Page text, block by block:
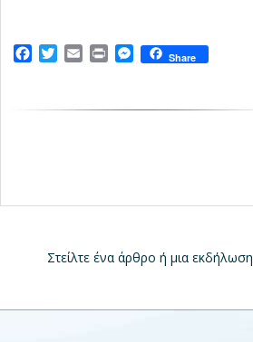
Facebook
TwitterEmailPrintMessenger
Share
Στείλτε ένα άρθρο ή μια εκδήλωση